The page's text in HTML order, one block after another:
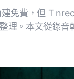
免費，但
理。本文從錄音